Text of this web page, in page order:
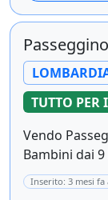
TUTTO
Vendo
Bambini dai
Inserito: 3 mesi fa